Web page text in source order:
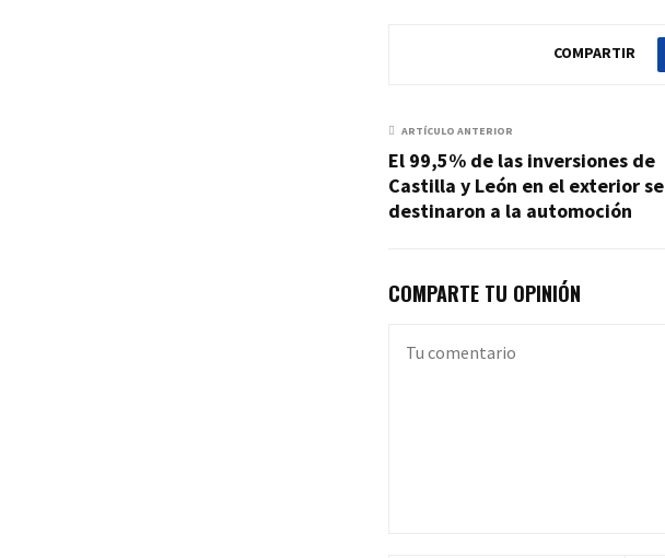
COMPARTIR
ARTÍCULO ANTERIOR
El 99,5% de las inversiones de
Castilla y León en el exterior se
destinaron a la automoción
COMPARTE TU OPINIÓN